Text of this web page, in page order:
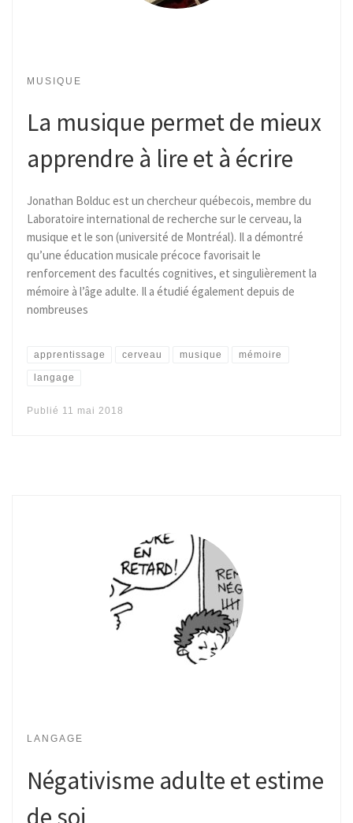
MUSIQUE
La musique permet de mieux
apprendre à lire et à écrire
Jonathan Bolduc est un chercheur québecois, membre du
Laboratoire international de recherche sur le cerveau, la
musique et le son (université de Montréal). Il a démontré
qu’une éducation musicale précoce favorisait le
renforcement des facultés cognitives, et singulièrement la
mémoire à l’âge adulte. Il a étudié également depuis de
nombreuses
apprentissage cerveau musique mémoire
langage
Publié 11 mai 2018
LANGAGE
Négativisme adulte et estime
de soi